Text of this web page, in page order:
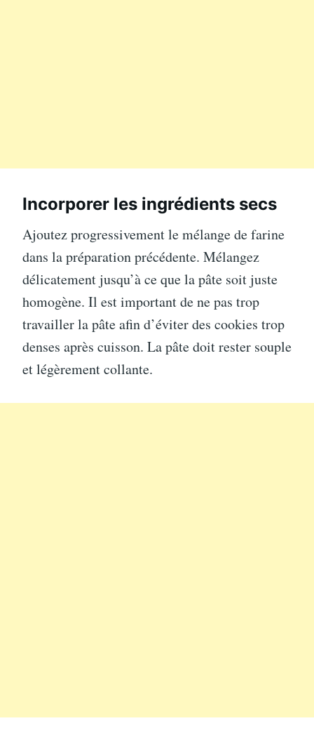
Incorporer les ingrédients secs
Ajoutez progressivement le mélange de farine
dans la préparation précédente. Mélangez
délicatement jusqu’à ce que la pâte soit juste
homogène. Il est important de ne pas trop
travailler la pâte afin d’éviter des cookies trop
denses après cuisson. La pâte doit rester souple
et légèrement collante.